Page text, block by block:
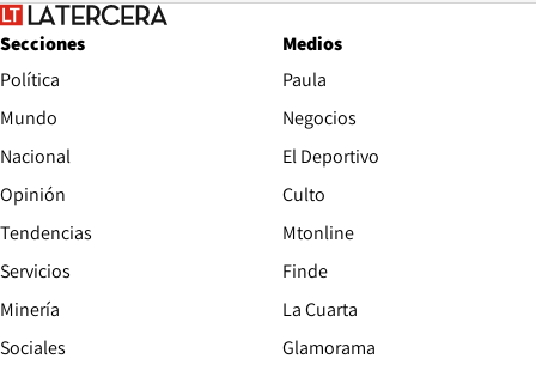
Secciones
Política
Mundo
Nacional
Opinión
Tendencias
Servicios
Minería
Sociales
Medios
Paula
Negocios
El Deportivo
Culto
Mtonline
Finde
La Cuarta
Glamorama